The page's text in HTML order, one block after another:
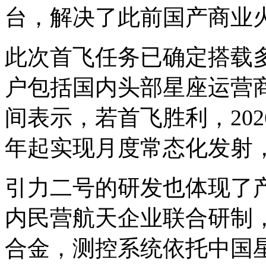
台，解决了此前国产商业
此次首飞任务已确定搭载
户包括国内头部星座运营
间表示，若首飞胜利，
年起实现月度常态化发射
引力二号的研发也体现了
内民营航天企业联合研制
合金，测控系统依托中国